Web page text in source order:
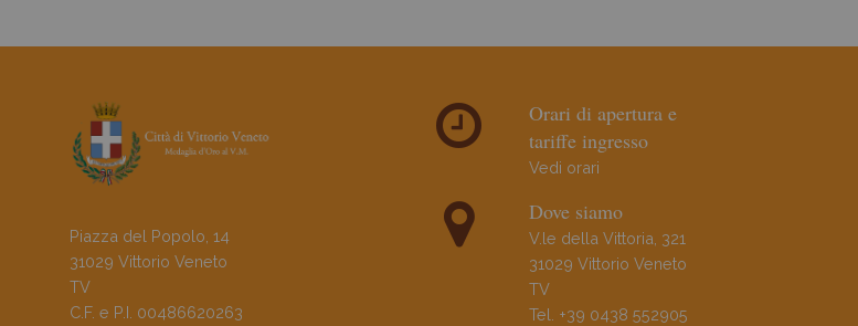
Piazza del Popolo, 14
31029 Vittorio Veneto
TV
C.F. e P.I. 00486620263
Orari di apertura e
tariffe ingresso
Vedi orari
Dove siamo
V.le della Vittoria, 321
31029 Vittorio Veneto
TV
Tel. +39 0438 552905